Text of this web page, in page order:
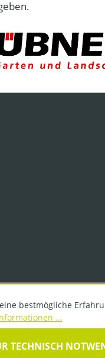
bestmögliche
...
TECHNISCH